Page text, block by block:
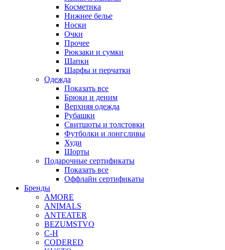
Косметика
Нижнее белье
Носки
Очки
Прочее
Рюкзаки и сумки
Шапки
Шарфы и перчатки
Одежда
Показать все
Брюки и деним
Верхняя одежда
Рубашки
Свитшоты и толстовки
Футболки и лонгсливы
Худи
Шорты
Подарочные сертификаты
Показать все
Оффлайн сертификаты
Бренды
AMORE
ANIMALS
ANTEATER
BEZUMSTVO
C-H
CODERED